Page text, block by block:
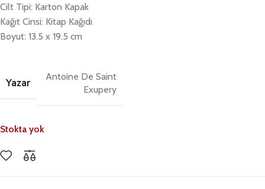
Cilt Tipi: Karton Kapak
Kağıt Cinsi: Kitap Kağıdı
Boyut: 13.5 x 19.5 cm
Yazar
Antoine De Saint
Exupery
Stokta yok